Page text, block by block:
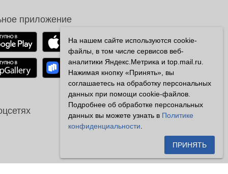
приложение
На нашем сайте используются cookie-
файлы, в том числе сервисов веб-
аналитики Яндекс.Метрика и top.mail.ru.
Нажимая кнопку «Принять», вы
соглашаетесь на обработку персональных
данных при помощи cookie-файлов.
Подробнее об обработке персональных
данных вы можете узнать в Политике
конфиденциальности
ПРИНЯТЬ